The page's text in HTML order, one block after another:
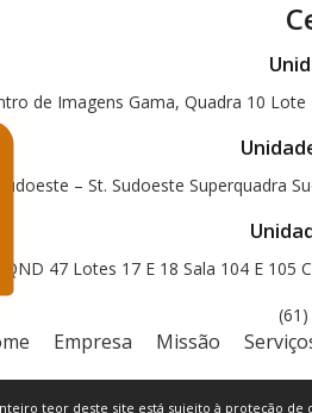
de Imagens Gama, Quadra 10
– St. Sudoeste Superquadra
QND 47 Lotes 17 E 18 Sala 104 E
Empresa Missão
teor deste site está sujeito à proteção de